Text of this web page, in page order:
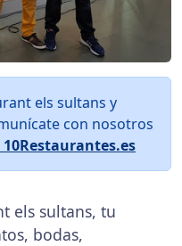
els sultans y
con nosotros
els sultans, tu
bodas,